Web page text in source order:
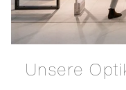
Unsere